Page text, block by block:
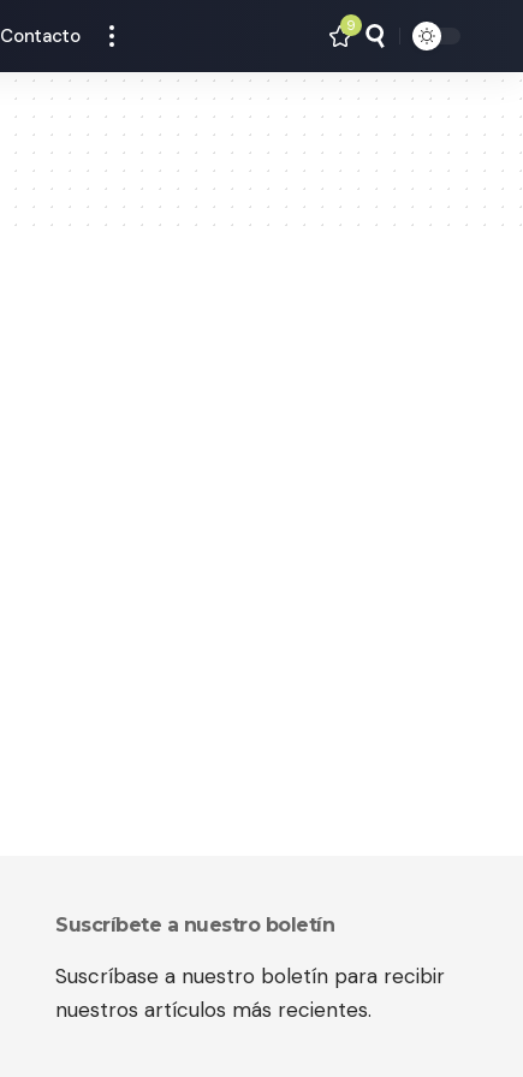
Contacto 9
Suscríbete a nuestro boletín
Suscríbase a nuestro boletín para recibir
nuestros artículos más recientes.